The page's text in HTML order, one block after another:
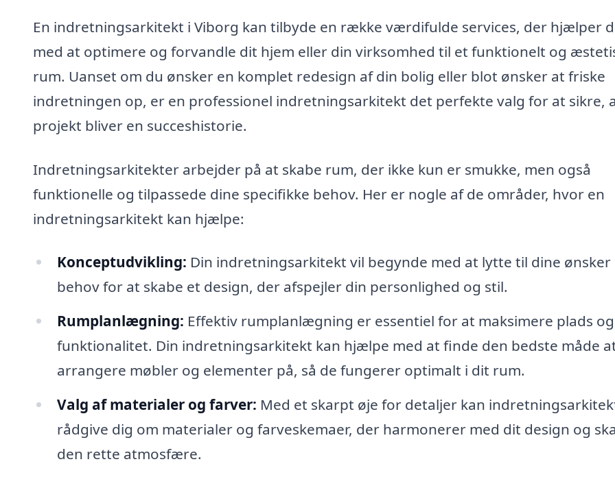
En indretningsarkitekt i Viborg kan tilbyde en række værdifulde services, der hjælper
med at optimere og forvandle dit hjem eller din virksomhed til et funktionelt og
rum. Uanset om du ønsker en komplet redesign af din bolig eller blot ønsker at friske
indretningen op, er en professionel indretningsarkitekt det perfekte valg for at sikre,
projekt bliver en succeshistorie.
Indretningsarkitekter arbejder på at skabe rum, der ikke kun er smukke, men også
funktionelle og tilpassede dine specifikke behov. Her er nogle af de områder, hvor en
indretningsarkitekt kan hjælpe:
Konceptudvikling: Din indretningsarkitekt vil begynde med at lytte til dine ønsker
behov for at skabe et design, der afspejler din personlighed og stil.
Rumplanlægning: Effektiv rumplanlægning er essentiel for at maksimere plads og
funktionalitet. Din indretningsarkitekt kan hjælpe med at finde den bedste måde
arrangere møbler og elementer på, så de fungerer optimalt i dit rum.
Valg af materialer og farver: Med et skarpt øje for detaljer kan
rådgive dig om materialer og farveskemaer, der harmonerer med dit design og
den rette atmosfære.